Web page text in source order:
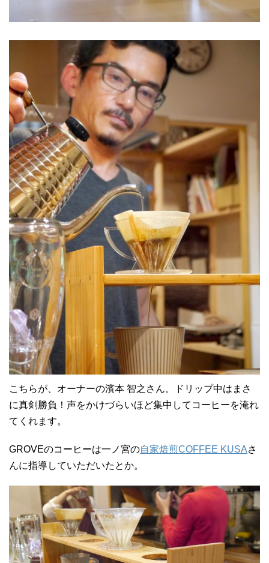
こちらが、オーナーの濱本 智之さん。ドリップ中はまさ
に真剣勝負！声をかけづらいほど集中してコーヒーを淹れ
てくれます。
GROVEのコーヒーは一ノ宮の自家焙煎COFFEE KUSAさ
んに指導していただいたとか。